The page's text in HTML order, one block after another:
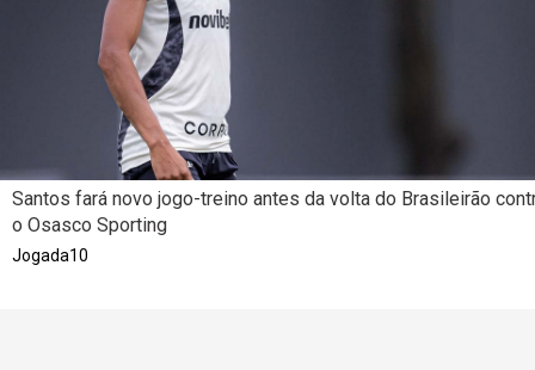
Santos fará novo jogo-treino antes da volta do Brasileirão
o Osasco Sporting
Jogada10